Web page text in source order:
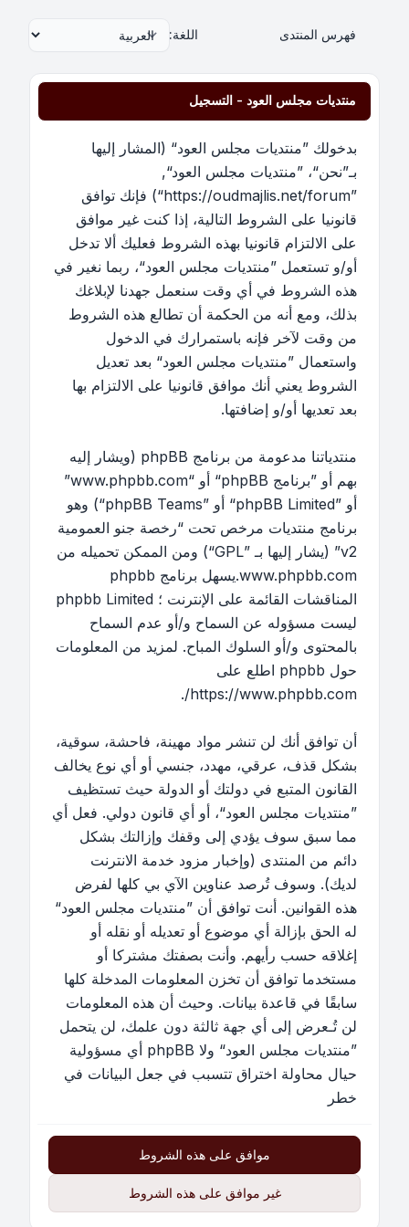
فهرس المنتدى اللغة:
منتديات مجلس العود - التسجيل
بدخولك ”منتديات مجلس العود“ (المشار إليها
بـ”نحن“، ”منتديات مجلس العود“,
”https://oudmajlis.net/forum“) فإنك توافق
قانونيا على الشروط التالية، إذا كنت غير موافق
على الالتزام قانونيا بهذه الشروط فعليك ألا تدخل
أو/و تستعمل ”منتديات مجلس العود“، ربما نغير في
هذه الشروط في أي وقت سنعمل جهدنا لإبلاغك
بذلك، ومع أنه من الحكمة أن تطالع هذه الشروط
من وقت لآخر فإنه باستمرارك في الدخول
واستعمال ”منتديات مجلس العود“ بعد تعديل
الشروط يعني أنك موافق قانونيا على الالتزام بها
بعد تعديها أو/و إضافتها.
منتدياتنا مدعومة من برنامج phpBB (ويشار إليه
بهم أو ”برنامج phpBB“ أو “www.phpbb.com”
أو ”phpBB Limited“ أو ”phpBB Teams“) وهو
برنامج منتديات مرخص تحت “رخصة جنو العمومية
v2” (يشار إليها بـ ”GPL“) ومن الممكن تحميله من
www.phpbb.com
.يسهل برنامج phpbb
المناقشات القائمة على الإنترنت ؛ phpbb Limited
ليست مسؤوله عن السماح و/أو عدم السماح
بالمحتوى و/أو السلوك المباح. لمزيد من المعلومات
حول phpbb اطلع على
https://www.phpbb.com/
.
أن توافق أنك لن تنشر مواد مهينة، فاحشة، سوقية،
بشكل قذف، عرقي، مهدد، جنسي أو أي نوع يخالف
القانون المتبع في دولتك أو الدولة حيث تستظيف
”منتديات مجلس العود“، أو أي قانون دولي. فعل أي
مما سبق سوف يؤدي إلى وقفك وإزالتك بشكل
دائم من المنتدى (وإخبار مزود خدمة الانترنت
لديك). وسوف تُرصد عناوين الآي بي كلها لفرض
هذه القوانين. أنت توافق أن ”منتديات مجلس العود“
له الحق بإزالة أي موضوع أو تعديله أو نقله أو
إغلاقه حسب رأيهم. وأنت بصفتك مشتركا أو
مستخدما توافق أن تخزن المعلومات المدخلة كلها
سابقًا في قاعدة بيانات. وحيث أن هذه المعلومات
لن تُـعرض إلى أي جهة ثالثة دون علمك، لن يتحمل
”منتديات مجلس العود“ ولا phpBB أي مسؤولية
حيال محاولة اختراق تتسبب في جعل البيانات في
خطر
موافق على هذه الشروط
غير موافق على هذه الشروط